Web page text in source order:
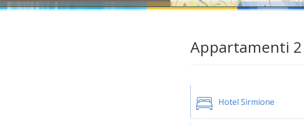
Appartamenti
Hotel Sirmione